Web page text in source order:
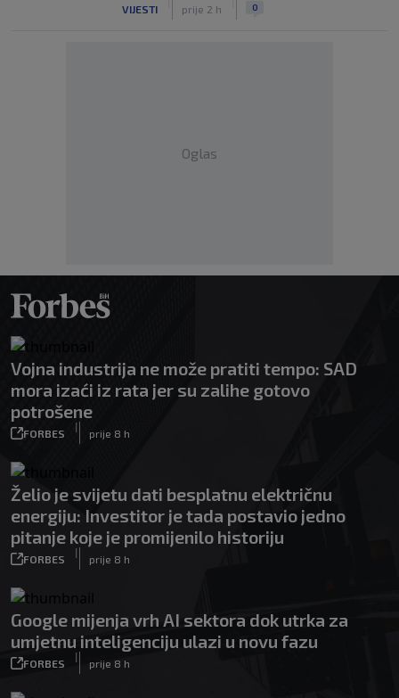
VIJESTI prije 2 h 0
Oglas
Vojna industrija ne može pratiti tempo: SAD
mora izaći iz rata jer su zalihe gotovo
potrošene
FORBES
|
prije 8 h
Želio je svijetu dati besplatnu električnu
energiju: Investitor je tada postavio jedno
pitanje koje je promijenilo historiju
FORBES
|
prije 8 h
Google mijenja vrh AI sektora dok utrka za
umjetnu inteligenciju ulazi u novu fazu
FORBES
|
prije 8 h